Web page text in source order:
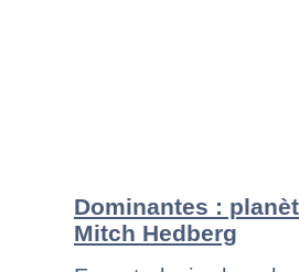
Dominantes :
Mitch Hedberg